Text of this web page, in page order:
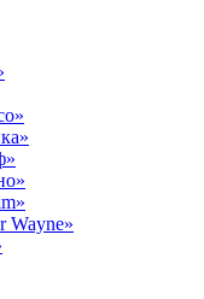
Wayne»